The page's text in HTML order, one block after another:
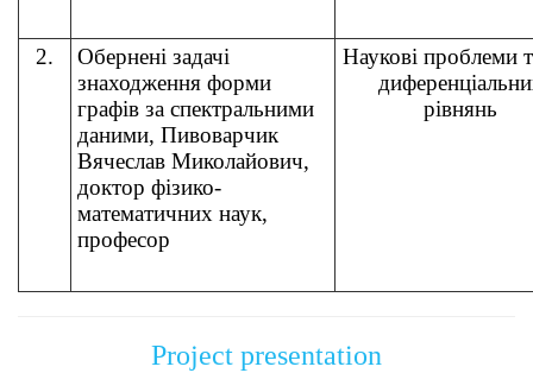
2.
Обернені задачі
знаходження форми
графів за спектральними
даними, Пивоварчик
Вячеслав Миколайович,
доктор фізико-
математичних наук,
професор
Наукові проблеми
рівнянь
Project presentation